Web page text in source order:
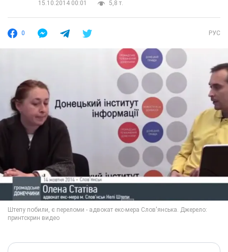
15.10.2014 00:01
5,8 т.
0 РУС